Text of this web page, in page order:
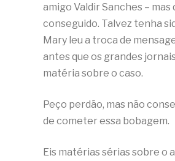
amigo Valdir Sanches –
conseguido. Talvez tenha
Mary leu a troca de
antes que os grandes
matéria sobre o caso.
Peço perdão, mas não
de cometer essa bobagem.
Eis matérias sérias sobre o